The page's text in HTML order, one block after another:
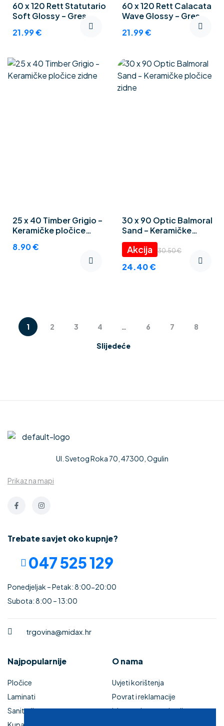
60 x 120 Rett Statutario
Soft Glossy – Gres
pločice
21.99€
60 x 120 Rett Calacata
Wave Glossy – Gres
pločice
21.99€
25 x 40 Timber Grigio –
Keramičke pločice
8.90€
30 x 90 Optic Balmoral
Sand – Keramičke
pločice zidne
30.50€
24.40€
1 2 3 4 6 7 8
Slijedeće
Ul. Svetog Roka 70, 47300, Ogulin
Prikaz na mapi
Trebate savjet oko kupnje?
047 525 129
Ponedjeljak – Petak: 8:00-20:00
Subota: 8:00 – 13:00
trgovina@midax.hr
Najpopularnije
Pločice
Laminati
Sanitarije
O nama
Uvjeti korištenja
Povrat i reklamacije
Izjava o sigurnosti online